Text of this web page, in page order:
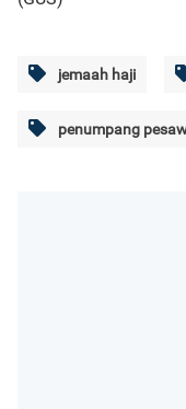
jemaah haji
penumpang